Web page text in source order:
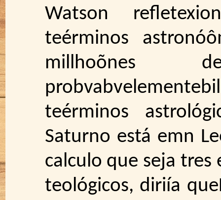
Watson
teérminos
millhoõnes
teérminos
Saturno está emn
calculo que seja tres
teológicos, diriía